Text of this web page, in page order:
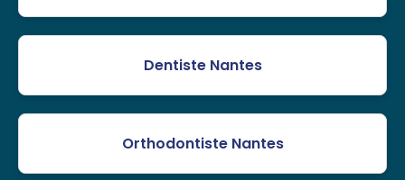
Dentiste Nantes
Orthodontiste Nantes